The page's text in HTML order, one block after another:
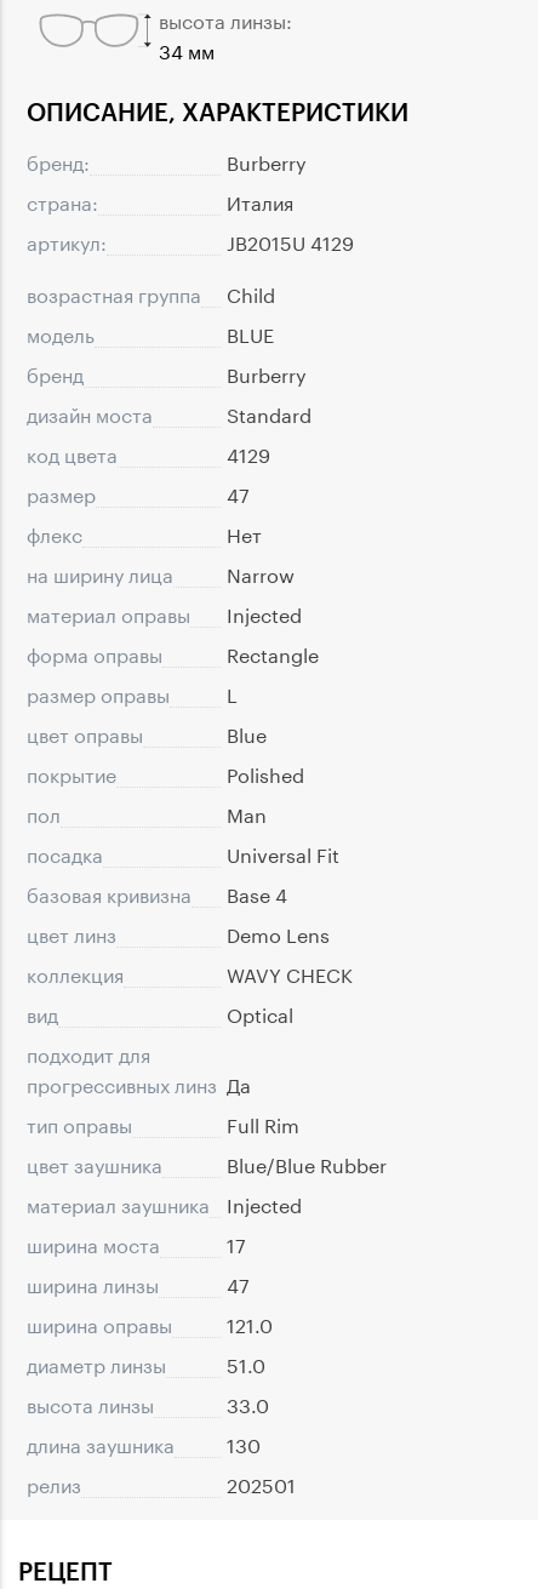
ОПИСАНИЕ, ХАРАКТЕРИСТИКИ
бренд:
Burberry
страна:
Италия
артикул:
JB2015U 4129
возрастная группа
Child
модель
BLUE
бренд
Burberry
дизайн моста
Standard
код цвета
4129
размер
47
флекс
Нет
на ширину лица
Narrow
материал оправы
Injected
форма оправы
Rectangle
размер оправы
L
цвет оправы
Blue
покрытие
Polished
пол
Man
посадка
Universal Fit
базовая кривизна
Base 4
цвет линз
Demo Lens
коллекция
WAVY CHECK
вид
Optical
подходит для
прогрессивных линз Да
тип оправы
Full Rim
цвет заушника
Blue/Blue Rubber
материал заушника
Injected
ширина моста
17
ширина линзы
47
ширина оправы
121.0
диаметр линзы
51.0
высота линзы
33.0
длина заушника
130
релиз
202501
высота линзы:
34 мм
РЕЦЕПТ